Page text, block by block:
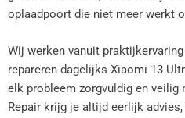
oplaadpoort die niet meer werkt
Wij werken vanuit
repareren dagelijks Xiaomi 13
elk probleem zorgvuldig en
Repair krijg je altijd eerlijk